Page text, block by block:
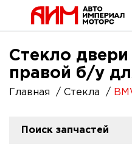
Стекло
правой б/у
Главная Стекла
Поиск запчастей